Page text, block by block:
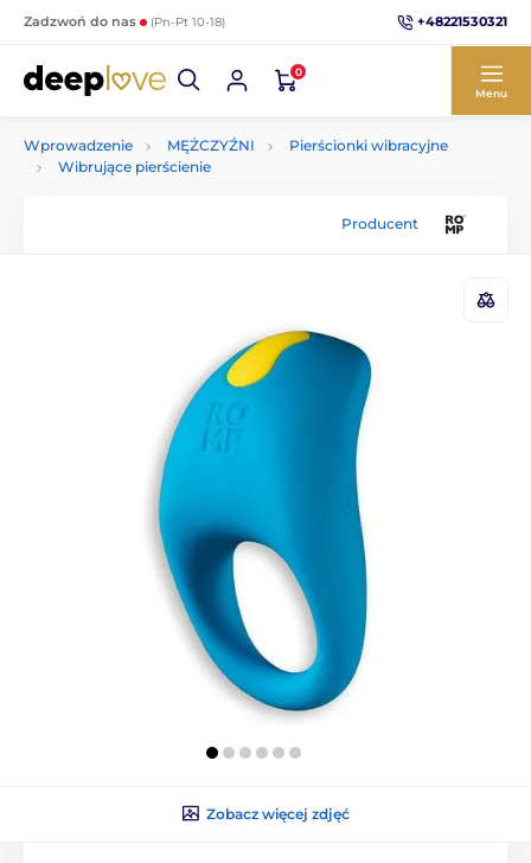
Zadzwoń do nas (Pn-Pt 10-18) +48221530321
0
Menu
Wprowadzenie MĘŻCZYŹNI
Pierścionki wibracyjne
Wibrujące pierścienie
Producent
Zobacz więcej zdjęć